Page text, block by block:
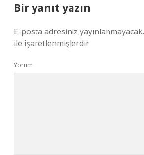
Bir yanıt yazın
E-posta adresiniz yayınlanmayacak.
ile işaretlenmişlerdir
Yorum